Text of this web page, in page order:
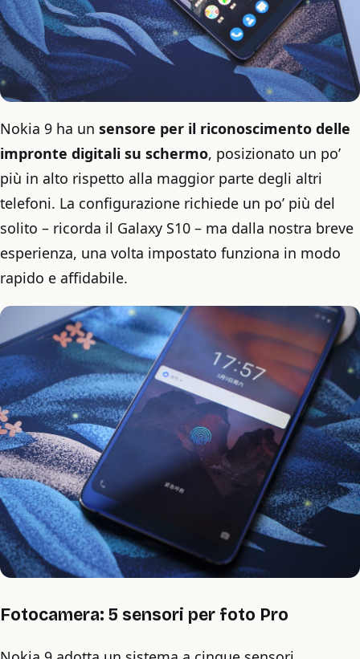
Nokia 9 ha un sensore per il riconoscimento delle
impronte digitali su schermo, posizionato un po’
più in alto rispetto alla maggior parte degli altri
telefoni. La configurazione richiede un po’ più del
solito – ricorda il Galaxy S10 – ma dalla nostra breve
esperienza, una volta impostato funziona in modo
rapido e affidabile.
Fotocamera: 5 sensori per foto Pro